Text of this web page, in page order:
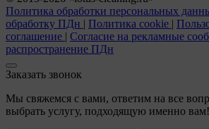
Политика обработки персональных
обработку ПДн | Политика cookie |
соглашение | Согласие на рекламные
распространение ПДн
Заказать звонок
Мы свяжемся с вами, ответим на все
выбрать услугу, подходящую именно вам!